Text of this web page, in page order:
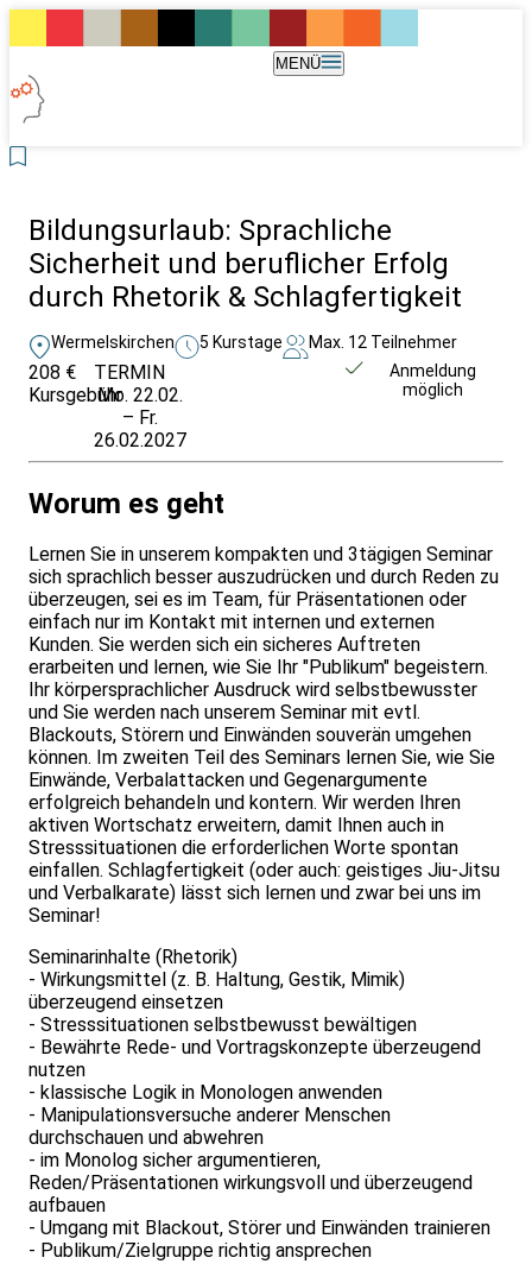
MENÜ
Bildungsurlaub: Sprachliche
Sicherheit und beruflicher Erfolg
durch Rhetorik & Schlagfertigkeit
Wermelskirchen 5 Kurstage Max. 12 Teilnehmer
208 €
Kursgebühr
TERMIN
Mo. 22.02.
– Fr.
26.02.2027
Anmeldung
möglich
Worum es geht
Lernen Sie in unserem kompakten und 3tägigen Seminar
sich sprachlich besser auszudrücken und durch Reden zu
überzeugen, sei es im Team, für Präsentationen oder
einfach nur im Kontakt mit internen und externen
Kunden. Sie werden sich ein sicheres Auftreten
erarbeiten und lernen, wie Sie Ihr "Publikum" begeistern.
Ihr körpersprachlicher Ausdruck wird selbstbewusster
und Sie werden nach unserem Seminar mit evtl.
Blackouts, Störern und Einwänden souverän umgehen
können. Im zweiten Teil des Seminars lernen Sie, wie Sie
Einwände, Verbalattacken und Gegenargumente
erfolgreich behandeln und kontern. Wir werden Ihren
aktiven Wortschatz erweitern, damit Ihnen auch in
Stresssituationen die erforderlichen Worte spontan
einfallen. Schlagfertigkeit (oder auch: geistiges Jiu-Jitsu
und Verbalkarate) lässt sich lernen und zwar bei uns im
Seminar!
Seminarinhalte (Rhetorik)
- Wirkungsmittel (z. B. Haltung, Gestik, Mimik)
überzeugend einsetzen
- Stresssituationen selbstbewusst bewältigen
- Bewährte Rede- und Vortragskonzepte überzeugend
nutzen
- klassische Logik in Monologen anwenden
- Manipulationsversuche anderer Menschen
durchschauen und abwehren
- im Monolog sicher argumentieren,
Reden/Präsentationen wirkungsvoll und überzeugend
aufbauen
- Umgang mit Blackout, Störer und Einwänden trainieren
- Publikum/Zielgruppe richtig ansprechen